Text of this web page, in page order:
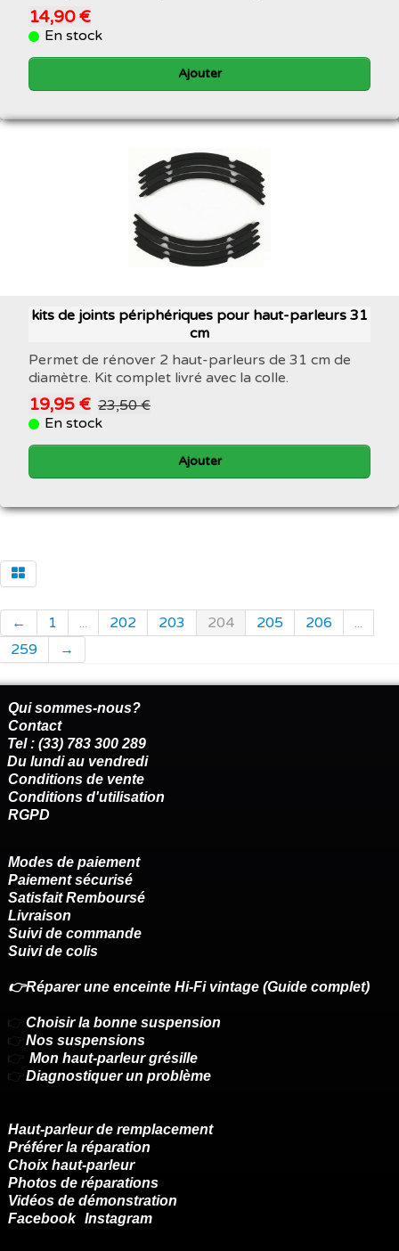
14,90 €
En stock
Ajouter
kits de joints périphériques pour haut-parleurs 31
cm
Permet de rénover 2 haut-parleurs de 31 cm de
diamètre. Kit complet livré avec la colle.
19,95 € 23,50 €
En stock
Ajouter
← 1 ... 202 203 204 205 206
...
259
→
Qui sommes-nous?
Contact
Tel : (33) 783 300 289
Du lundi au vendredi
Conditions de vente
Conditions d'utilisation
RGPD
Modes de paiement
Paiement sécurisé
Satisfait Remboursé
Livraison
Suivi de commande
Suivi de colis
👉Réparer une enceinte Hi-Fi vintage (Guide complet)
👉 Choisir la bonne suspension
👉 Nos suspensions
👉 Mon haut-parleur grésille
👉 Diagnostiquer un problème
Haut-parleur de remplacement
Préférer la réparation
Choix haut-parleur
Photos de réparations
Vidéos de démonstration
Facebook Instagram